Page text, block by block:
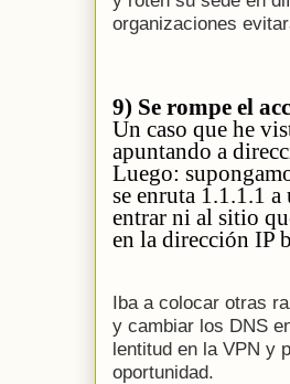
organizaciones
9) Se rompe el
Un caso que he
apuntando a
Luego:
se enruta 1.1.1.1
entrar ni al sitio
en la dirección IP
Iba a colocar otras
y cambiar los DNS
lentitud en la VPN y
oportunidad.